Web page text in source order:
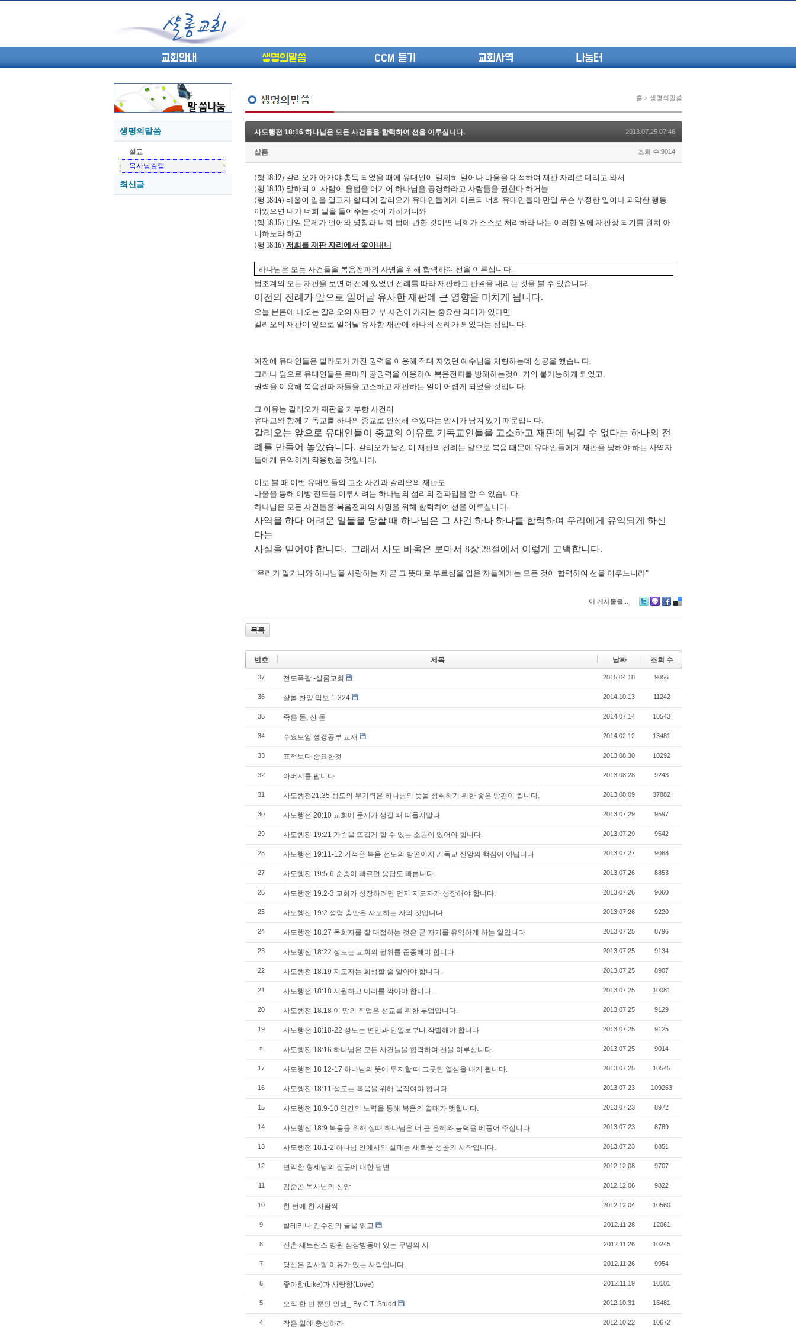
교회안내 생명의말씀 CCM 듣기 교회사역 나눔터
생명의말씀
설교
목사님컬럼
최신글
05-26 (고린도전서12) 고전7:23-40 ...
(고린도전서10) 고전6:1~11 ...
05-20 (고린도전서9) 고전5:1-13 ...
05-18 (고린도전서8) 고전4 9-21 교...
05-18 (고린도전서7) 고전4:1-8 판...
홈 > 생명의말씀
사도행전 18:16 하나님은 모든 사건들을 합력하여 선을 이루십니다. 2013.07.25 07:46
샬롬 조회 수:9014
(행 18:12) 갈리오가 아가야 총독 되었을 때에 유대인이 일제히 일어나 바울을 대적하여 재판 자리로 데리고 와서
(행 18:13) 말하되 이 사람이 율법을 어기어 하나님을 공경하라고 사람들을 권한다 하거늘
(행 18:14) 바울이 입을 열고자 할 때에 갈리오가 유대인들에게 이르되 너희 유대인들아 만일 무슨 부정한 일이나 괴악한 행동
이었으면 내가 너희 말을 들어주는 것이 가하거니와
(행 18:15) 만일 문제가 언어와 명칭과 너희 법에 관한 것이면 너희가 스스로 처리하라 나는 이러한 일에 재판장 되기를 원치 아
니하노라 하고
(행 18:16) 저희를 재판 자리에서 쫓아내니
하나님은 모든 사건들을 복음전파의 사명을 위해 합력하여 선을 이루십니다.
법조계의 모든 재판을 보면 예전에 있었던 전례를 따라 재판하고 판결을 내리는 것을 볼 수 있습니다.
이전의 전례가 앞으로 일어날 유사한 재판에 큰 영향을 미치게 됩니다.
오늘 본문에 나오는 갈리오의 재판 거부 사건이 가지는 중요한 의미가 있다면
갈리오의 재판이 앞으로 일어날 유사한 재판에 하나의 전례가 되었다는 점입니다.
예전에 유대인들은 빌라도가 가진 권력을 이용해 적대 자였던 예수님을 처형하는데 성공을 했습니다.
그러나 앞으로 유대인들은 로마의 공권력을 이용하여 복음전파를 방해하는것이 거의 불가능하게 되었고,
권력을 이용해 복음전파 자들을 고소하고 재판하는 일이 어렵게 되었을 것입니다.
그 이유는 갈리오가 재판을 거부한 사건이
유대교와 함께 기독교를 하나의 종교로 인정해 주었다는 암시가 담겨 있기 때문입니다.
갈리오는 앞으로 유대인들이 종교의 이유로 기독교인들을 고소하고 재판에 넘길 수 없다는 하나의 전
례를 만들어 놓았습니다. 갈리오가 남긴 이 재판의 전례는 앞으로 복음 때문에 유대인들에게 재판을 당해야 하는 사역자
들에게 유익하게 작용했을 것입니다.
이로 볼 때 이번 유대인들의 고소 사건과 갈리오의 재판도
바울을 통해 이방 전도를 이루시려는 하나님의 섭리의 결과임을 알 수 있습니다.
하나님은 모든 사건들을 복음전파의 사명을 위해 합력하여 선을 이루십니다.
사역을 하다 어려운 일들을 당할 때 하나님은 그 사건 하나 하나를 합력하여 우리에게 유익되게 하신
다는
사실을 믿어야 합니다. 그래서 사도 바울은 로마서 8장 28절에서 이렇게 고백합니다.
"우리가 알거니와 하나님을 사랑하는 자 곧 그 뜻대로 부르심을 입은 자들에게는 모든 것이 합력하여 선을 이루느니라"
이 게시물을...
목록
번호 제목 날짜 조회 수
37 전도폭팔 -샬롬교회 2015.04.18 9056
36 샬롬 찬양 악보 1-324 2014.10.13 11242
35 죽은 돈, 산 돈 2014.07.14 10543
34 수요모임 셩경공부 교재 2014.02.12 13481
33 표적보다 중요한것 2013.08.30 10292
32 아버지를 팝니다 2013.08.28 9243
31 사도행전21:35 성도의 무기력은 하나님의 뜻을 성취하기 위한 좋은 방편이 됩니다. 2013.08.09 37882
30 사도행전 20:10 교회에 문제가 생길 때 떠들지말라 2013.07.29 9597
29 사도행전 19:21 가슴을 뜨겁게 할 수 있는 소원이 있어야 합니다. 2013.07.29 9542
28 사도행전 19:11-12 기적은 복음 전도의 방편이지 기독교 신앙의 핵심이 아닙니다 2013.07.27 9068
27 사도행전 19:5-6 순종이 빠르면 응답도 빠릅니다. 2013.07.26 8853
26 사도행전 19:2-3 교회가 성장하려면 먼저 지도자가 성장해야 합니다. 2013.07.26 9060
25 사도행전 19:2 성령 충만은 사모하는 자의 것입니다. 2013.07.26 9220
24 사도행전 18:27 목회자를 잘 대접하는 것은 곧 자기를 유익하게 하는 일입니다 2013.07.25 8796
23 사도행전 18:22 성도는 교회의 권위를 준종해야 합니다. 2013.07.25 9134
22 사도행전 18:19 지도자는 희생할 줄 알아야 합니다. 2013.07.25 8907
21 사도행전 18:18 서원하고 머리를 깍아야 합니다. . 2013.07.25 10081
20 사도행전 18:18 이 땅의 직업은 선교를 위한 부업입니다. 2013.07.25 9129
19 사도행전 18:18-22 성도는 편안과 안일로부터 작별해야 합니다 2013.07.25 9125
» 사도행전 18:16 하나님은 모든 사건들을 합력하여 선을 이루십니다. 2013.07.25 9014
17 사도행전 18 12-17 하나님의 뜻에 무지할 때 그릇된 열심을 내게 됩니다. 2013.07.25 10545
16 사도행전 18:11 성도는 복음을 위해 움직여야 합니다 2013.07.23 109263
15 사도행전 18:9-10 인간의 노력을 통해 복음의 열매가 맺힙니다. 2013.07.23 8972
14 사도행전 18:9 복음을 위해 살때 하나님은 더 큰 은혜와 능력을 베풀어 주십니다 2013.07.23 8789
13 사도행전 18:1-2 하나님 안에서의 실패는 새로운 성공의 시작입니다. 2013.07.23 8851
12 변익환 형제님의 질문에 대한 답변 2012.12.08 9707
11 김준곤 목사님의 신앙 2012.12.06 9822
10 한 번에 한 사람씩 2012.12.04 10560
9 발레리나 강수진의 글을 읽고 2012.11.28 12061
8 신촌 세브란스 병원 심장병동에 있는 무명의 시 2012.11.26 10245
7 당신은 감사할 이유가 있는 사람입니다. 2012.11.26 9954
6 좋아함(Like)과 사랑함(Love) 2012.11.19 10101
5 오직 한 번 뿐인 인생_ By C.T. Studd 2012.10.31 16481
4 작은 일에 충성하라 2012.10.22 10672